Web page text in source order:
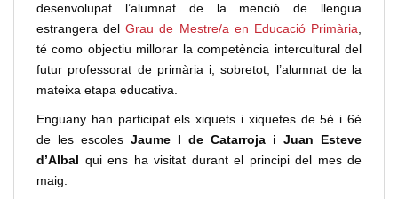
desenvolupat l’alumnat de la menció de llengua
estrangera delGrau de Mestre/a en Educació Primària,
té como objectiu millorar la competència intercultural del
futur professorat de primària i, sobretot, l’alumnat de la
mateixa etapa educativa.
Enguany han participat els xiquets i xiquetes de 5è i 6è
de les escoles Jaume I de Catarroja i Juan Esteve
d’Albal qui ens ha visitat durant el principi del mes de
maig.